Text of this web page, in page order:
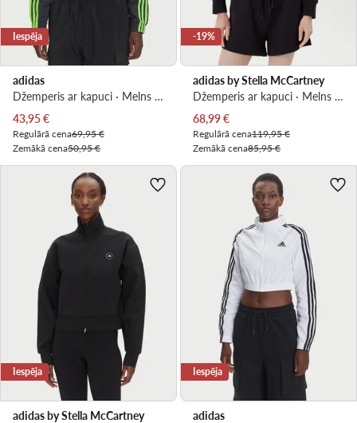
Iespēja
adidas
Džemperis ar kapuci · Melns · Slim Fit
Pašreizējā cena
43,95€
Regulārā cena69,95 €
Zemākā cena50,95 €
-19%
adidas by Stella McCartney
Džemperis ar kapuci · Melns · Relaxed Fit
Pašreizējā cena
68,99€
Regulārā cena119,95 €
Zemākā cena85,95 €
Iespēja
adidas by Stella McCartney
Iespēja
adidas